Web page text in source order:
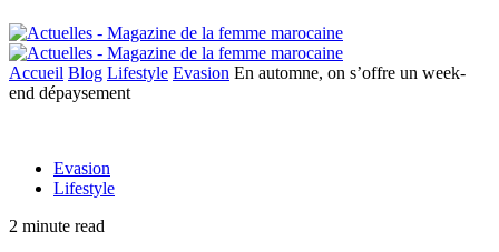
Accueil Blog Lifestyle Evasion En automne, on s’offre un week-
end dépaysement
Evasion
Lifestyle
2 minute read